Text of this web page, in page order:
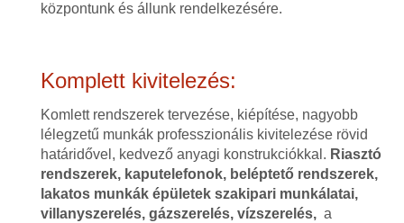
központunk és állunk rendelkezésére.
Komplett kivitelezés:
Komlett rendszerek tervezése, kiépítése, nagyobb
lélegzetű munkák professzionális kivitelezése rövid
határidővel, kedvező anyagi konstrukciókkal. Riasztó
rendszerek, kaputelefonok, beléptető rendszerek,
lakatos munkák épületek szakipari munkálatai,
villanyszerelés, gázszerelés, vízszerelés,a